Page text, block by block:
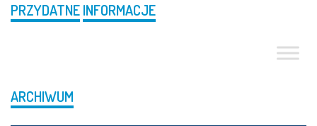
PRZYDATNEINFORMACJE
ARCHIWUM